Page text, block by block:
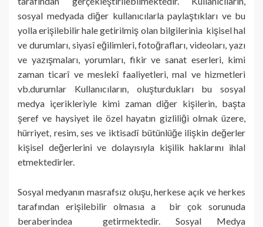
sosyal medyada diğer kullanıcılarla paylaştıkları ve bu
yolla erişilebilir hale getirilmiş olan bilgilerinia kişisel hal
ve durumları, siyasî eğilimleri, fotoğrafları, videoları, yazı
ve yazışmaları, yorumları, fikir ve sanat eserleri, kimi
zaman ticarî ve meslekî faaliyetleri, mal ve hizmetleri
vb.durumlar Kullanıcıların, oluşturdukları bu sosyal
medya içerikleriyle kimi zaman diğer kişilerin, başta
şeref ve haysiyet ile özel hayatın gizliliği olmak üzere,
hürriyet, resim, ses ve iktisadî bütünlüğe ilişkin değerler
kişisel değerlerini ve dolayısıyla kişilik haklarını ihlal
etmektedirler.
Sosyal medyanın masrafsız oluşu, herkese açık ve herkes
tarafından erişilebilir olmasıa a bir çok sorunuda
beraberindea getirmektedir. Sosyal Medya